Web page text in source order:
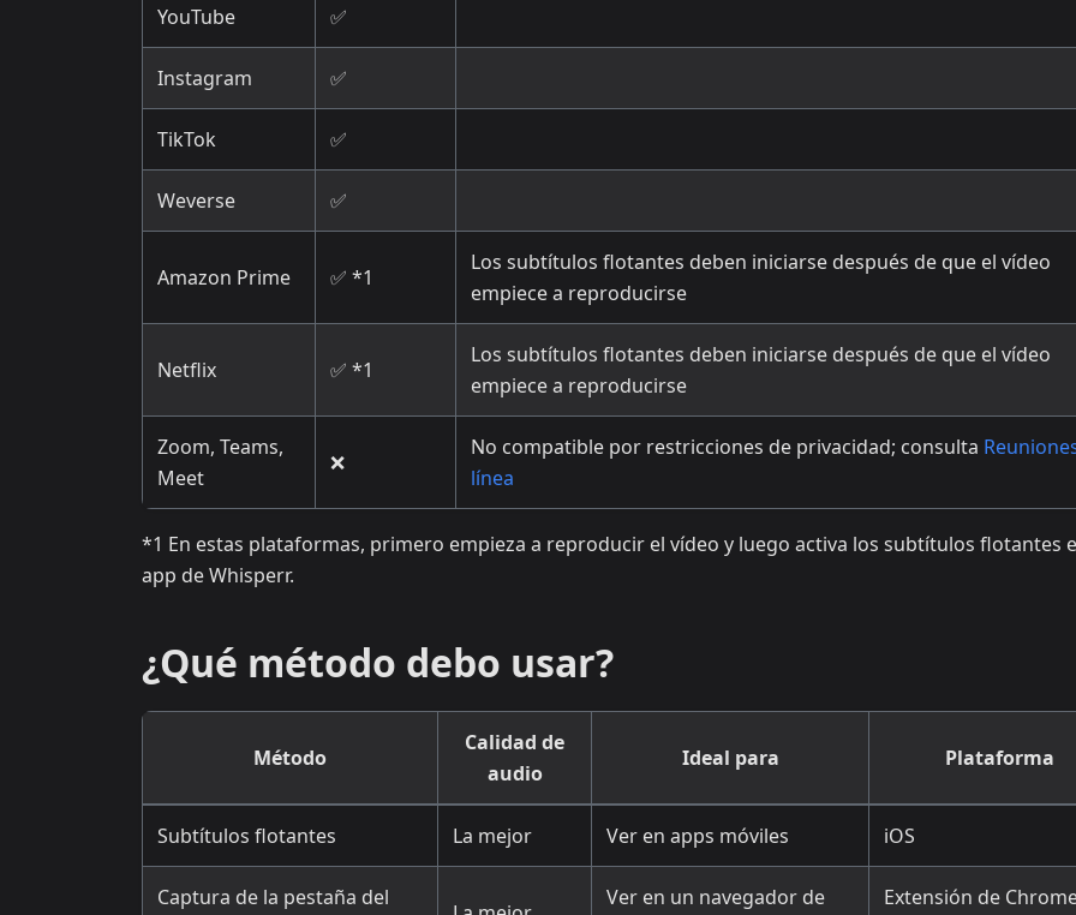
YouTube ✅
Instagram ✅
TikTok ✅
Weverse ✅
Amazon Prime ✅ *1
Los subtítulos flotantes deben iniciarse después de que el vídeo
empiece a reproducirse
Netflix ✅ *1
Los subtítulos flotantes deben iniciarse después de que el vídeo
empiece a reproducirse
Zoom, Teams,
Meet
❌
No compatible por restricciones de privacidad; consulta
línea
*1 En estas plataformas, primero empieza a reproducir el vídeo y luego activa los subtítulos flotantes
app de Whisperr.
¿Qué método debo usar?
Método
Calidad de
audio
Ideal para Plataforma
Subtítulos flotantes La mejor Ver en apps móviles iOS
Captura de la pestaña del Ver en un navegador de Extensión de